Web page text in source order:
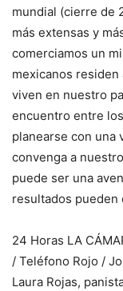
mundial (cierre de
más extensas y
comerciamos un
mexicanos residen
viven en nuestro
encuentro entre
planearse con una
convenga a
puede ser una
resultados pueden
24 Horas LA
/ Teléfono Rojo /
Laura Rojas,